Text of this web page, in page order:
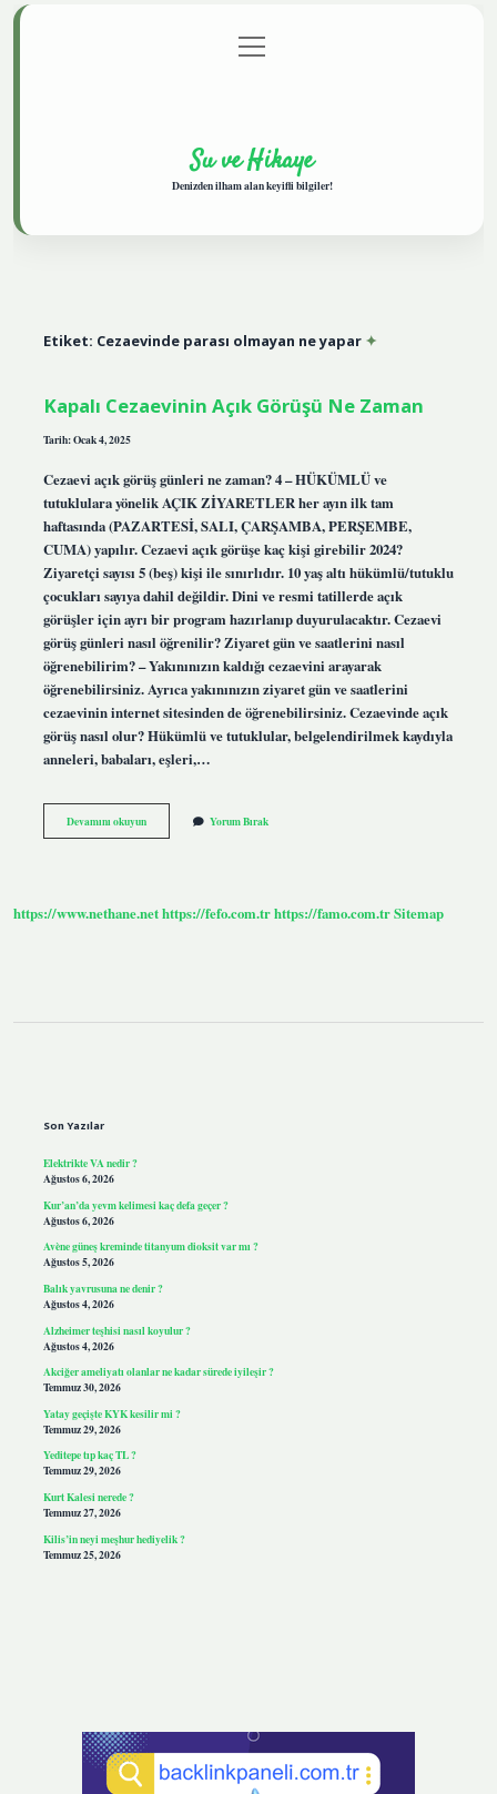
Gizlilik Politikası
menüyü
aç
Su ve Hikaye
Denizden ilham alan keyifli bilgiler!
Etiket: Cezaevinde parası olmayan ne yapar
Kapalı Cezaevinin Açık Görüşü Ne Zaman
Tarih: Ocak 4, 2025
Cezaevi açık görüş günleri ne zaman? 4 – HÜKÜMLÜ ve
tutuklulara yönelik AÇIK ZİYARETLER her ayın ilk tam
haftasında (PAZARTESİ, SALI, ÇARŞAMBA, PERŞEMBE,
CUMA) yapılır. Cezaevi açık görüşe kaç kişi girebilir 2024?
Ziyaretçi sayısı 5 (beş) kişi ile sınırlıdır. 10 yaş altı hükümlü/tutuklu
çocukları sayıya dahil değildir. Dini ve resmi tatillerde açık
görüşler için ayrı bir program hazırlanıp duyurulacaktır. Cezaevi
görüş günleri nasıl öğrenilir? Ziyaret gün ve saatlerini nasıl
öğrenebilirim? – Yakınınızın kaldığı cezaevini arayarak
öğrenebilirsiniz. Ayrıca yakınınızın ziyaret gün ve saatlerini
cezaevinin internet sitesinden de öğrenebilirsiniz. Cezaevinde açık
görüş nasıl olur? Hükümlü ve tutuklular, belgelendirilmek kaydıyla
anneleri, babaları, eşleri,…
Devamını okuyunKapalı
Cezaevinin
Yorum Bırak
https://www.nethane.nethttps://fefo.com.trhttps://famo.com.trSitemap
Son Yazılar
Elektrikte VA nedir ?
Ağustos 6, 2026
Kur’an’da yevm kelimesi kaç defa geçer ?
Ağustos 6, 2026
Avène güneş kreminde titanyum dioksit var mı ?
Ağustos 5, 2026
Balık yavrusuna ne denir ?
Ağustos 4, 2026
Alzheimer teşhisi nasıl koyulur ?
Ağustos 4, 2026
Akciğer ameliyatı olanlar ne kadar sürede iyileşir ?
Temmuz 30, 2026
Yatay geçişte KYK kesilir mi ?
Temmuz 29, 2026
Yeditepe tıp kaç TL ?
Temmuz 29, 2026
Kurt Kalesi nerede ?
Temmuz 27, 2026
Kilis’in neyi meşhur hediyelik ?
Temmuz 25, 2026